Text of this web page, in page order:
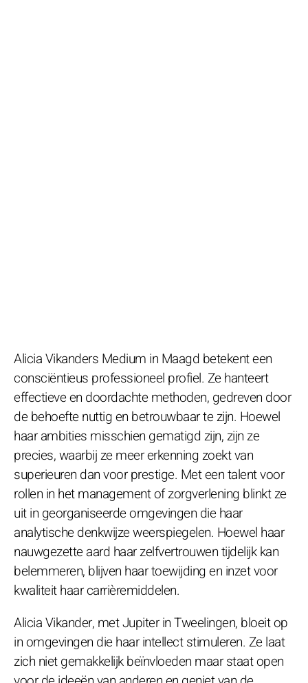
Alicia Vikanders Medium in Maagd betekent een
consciëntieus professioneel profiel. Ze hanteert
effectieve en doordachte methoden, gedreven door
de behoefte nuttig en betrouwbaar te zijn. Hoewel
haar ambities misschien gematigd zijn, zijn ze
precies, waarbij ze meer erkenning zoekt van
superieuren dan voor prestige. Met een talent voor
rollen in het management of zorgverlening blinkt ze
uit in georganiseerde omgevingen die haar
analytische denkwijze weerspiegelen. Hoewel haar
nauwgezette aard haar zelfvertrouwen tijdelijk kan
belemmeren, blijven haar toewijding en inzet voor
kwaliteit haar carrièremiddelen.
Alicia Vikander, met Jupiter in Tweelingen, bloeit op
in omgevingen die haar intellect stimuleren. Ze laat
zich niet gemakkelijk beïnvloeden maar staat open